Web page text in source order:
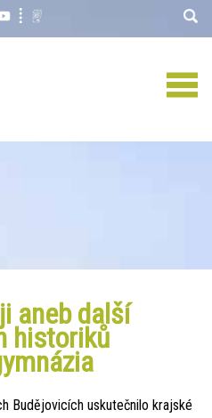
aneb další
historiků
Budějovicích uskutečnilo krajské